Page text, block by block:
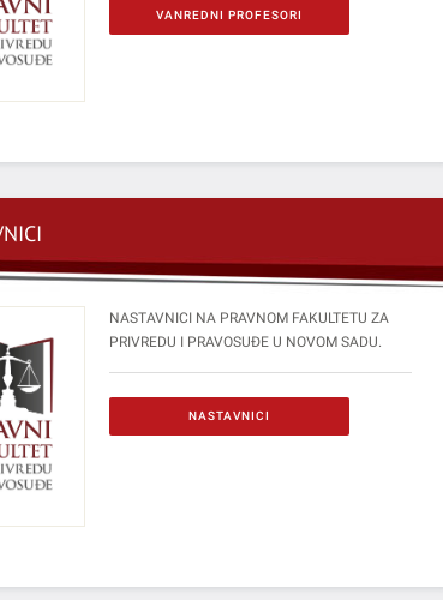
VANREDNI PROFESORI
NASTAVNICI NA PRAVNOM FAKULTETU ZA
PRIVREDU I PRAVOSUĐE U NOVOM SADU.
NASTAVNICI